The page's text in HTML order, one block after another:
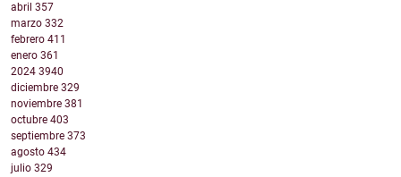
abril 357
marzo 332
febrero 411
enero 361
2024 3940
diciembre 329
noviembre 381
octubre 403
septiembre 373
agosto 434
julio 329